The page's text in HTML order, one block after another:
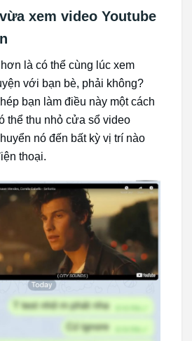
xem video Youtube
là có thể cùng lúc xem
với bạn bè, phải không?
bạn làm điều này một cách
thể thu nhỏ cửa sổ video
nó đến bất kỳ vị trí nào
thoại.